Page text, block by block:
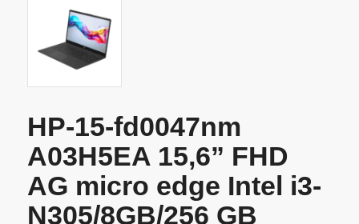
HP-15-fd0047nm
A03H5EA 15,6” FHD
AG micro edge Intel i3-
N305/8GB/256 GB